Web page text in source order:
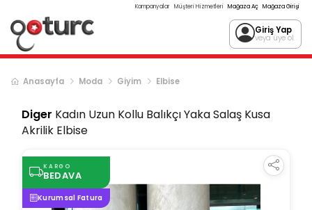
Kampanyalar Müşteri Hizmetleri Mağaza Aç Mağaza Girişi
Giriş Yap
veya üye ol
Anasayfa Moda Giyim Elbise
Diger Kadın Uzun Kollu Balıkçı Yaka Salaş Kusa
Akrilik Elbise
KARGO
BEDAVA
Kurumsal Fatura